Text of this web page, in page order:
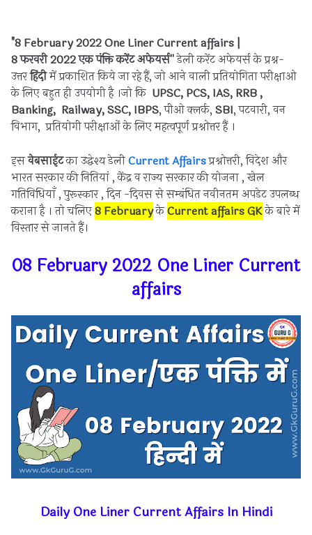
"8 February2022One Liner Current affairs |
8फरवरी2022 एक पंक्ति करेंट अफेयर्स''डेली करेंट अफेयर्स के प्रश्न-
उत्तरहिंदीमें प्रकाशित किये जा रहे हैं, जो आने वाली प्रतियोगिता परीक्षाओ
के लिए बहुत ही उपयोगी है ।जो कि UPSC, PCS, IAS, RRB ,
Banking, Railway, SSC, IBPS, पीओ क्लर्क, SBI, पटवारी, वन
विभाग, प्रतियोगी परीक्षाओं के लिए महत्वपूर्ण प्रश्नोत्तर हैं ।
इसवेबसाईटका उद्धेश्य डेलीCurrent Affairsप्रश्नोत्तरी, विदेश और
भारत सरकार की नितियां , केंद्र व राज्य सरकार की योजना , खेल
गतिविधियाँ , पुरूस्कार , दिन -दिवस से सम्बंधित नवीनतम अपडेट उपलब्ध
कराना है । तो चलिए8 FebruaryकेCurrent affairsGKके बारे में
विस्तार से जानते हैं।
08 February 2022 One Liner Current
affairs
Daily One Liner Current Affairs In Hindi